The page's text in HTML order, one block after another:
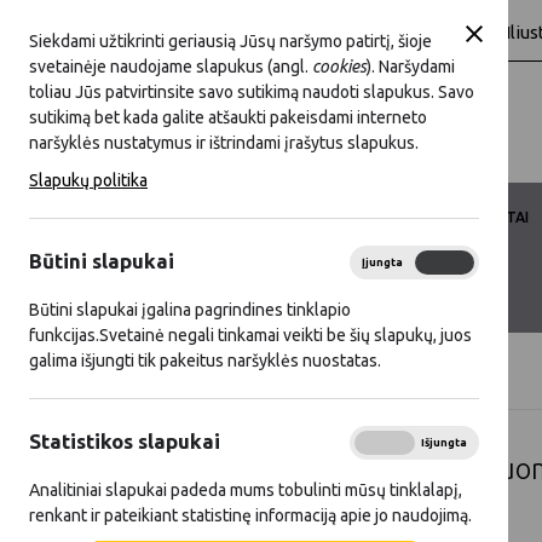
Siekdami užtikrinti geriausią Jūsų naršymo patirtį, šioje
svetainėje naudojame slapukus (angl. cookies). Naršydami
toliau Jūs patvirtinsite savo sutikimą naudoti slapukus. Savo
sutikimą bet kada galite atšaukti pakeisdami interneto
naršyklės nustatymus ir ištrindami įrašytus slapukus.
Slapukų politika
Būtini slapukai Įjungta
Būtini slapukai įgalina pagrindines tinklapio
funkcijas.Svetainė negali tinkamai veikti be šių slapukų, juos
galima išjungti tik pakeitus naršyklės nuostatas.
Statistikos slapukai Išjungta
Analitiniai slapukai padeda mums tobulinti mūsų tinklalapį,
renkant ir pateikiant statistinę informaciją apie jo naudojimą.
Šriftas: A Fonas: baltas Juoda
LKT VEIKLA LKT NARYSTĖ DOKUMENTAI
Gerųjų projektų pavyzdžių